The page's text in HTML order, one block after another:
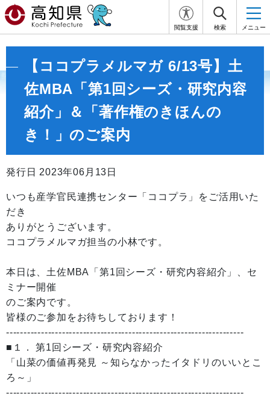
閲覧支援 検索 メニュー
【ココプラメルマガ 6/13号】土
佐MBA「第1回シーズ・研究内容
紹介」＆「著作権のきほんの
き！」のご案内
発行日 2023年06月13日
いつも産学官民連携センター「ココプラ」をご活用いた
だき
ありがとうございます。
ココプラメルマガ担当の小林です。
本日は、土佐MBA「第1回シーズ・研究内容紹介」、セ
ミナー開催
のご案内です。
皆様のご参加をお待ちしております！
--------------------------------------------------------------------
■１． 第1回シーズ・研究内容紹介
「山菜の価値再発見 ～知らなかったイタドリのいいとこ
ろ～」
--------------------------------------------------------------------